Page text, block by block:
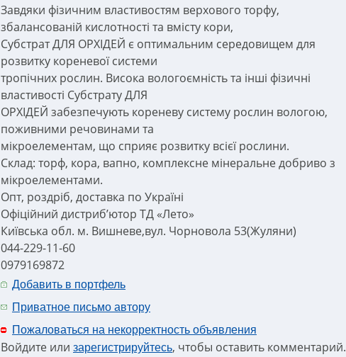
Завдяки фізичним властивостям верхового торфу,
збалансованій кислотності та вмісту кори,
Субстрат ДЛЯ ОРХІДЕЙ є оптимальним середовищем для
розвитку кореневої системи
тропічних рослин. Висока вологоємність та інші фізичні
властивості Субстрату ДЛЯ
ОРХІДЕЙ забезпечують кореневу систему рослин вологою,
поживними речовинами та
мікроелементам, що сприяє розвитку всієї рослини.
Склад: торф, кора, вапно, комплексне мінеральне добриво з
мікроелементами.
Опт, роздріб, доставка по Україні
Офіційний дистриб’ютор ТД «Лето»
Київська обл. м. Вишневе,вул. Чорновола 53(Жуляни)
044-229-11-60
0979169872
Добавить в портфель
Приватное письмо автору
Пожаловаться на некорректность объявления
Войдите или зарегистрируйтесь, чтобы оставить комментарий.